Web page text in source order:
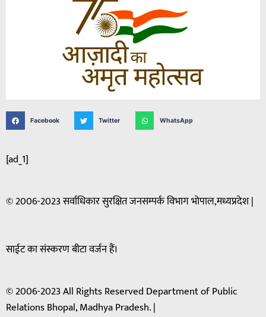
Facebook Twitter WhatsApp
[ad_1]
© 2006-2023 सर्वाधिकार सुरक्षित जनसम्पर्क विभाग भोपाल,मध्यप्रदेश |
साईट का संस्करण बीटा वर्जन हैं।
© 2006-2023 All Rights Reserved Department of Public
Relations Bhopal, Madhya Pradesh. |